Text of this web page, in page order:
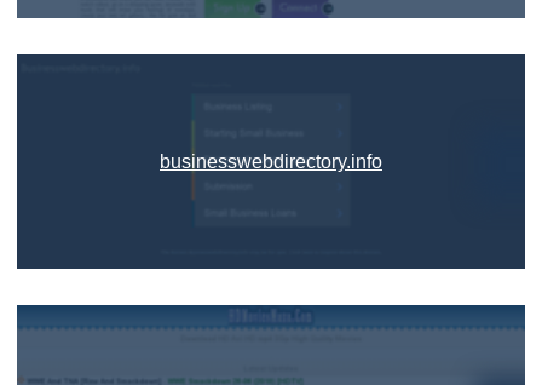
businesswebdirectory.info